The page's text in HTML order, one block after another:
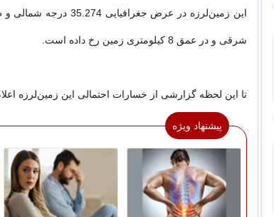
شرقی و در عمق 8 کیلومتری زمین رخ داده است.
تا این لحظه گزارشی از خسارات احتمالی این زمین‌لرزه
پیشنهاد ویژه